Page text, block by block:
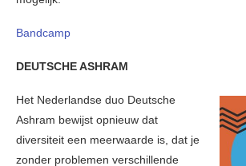
Bandcamp
DEUTSCHE ASHRAM
Het Nederlandse duo Deutsche
Ashram bewijst opnieuw dat
diversiteit een meerwaarde is, dat je
zonder problemen verschillende